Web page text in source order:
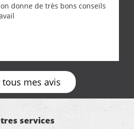
donne de très bons conseils
mes avis
services